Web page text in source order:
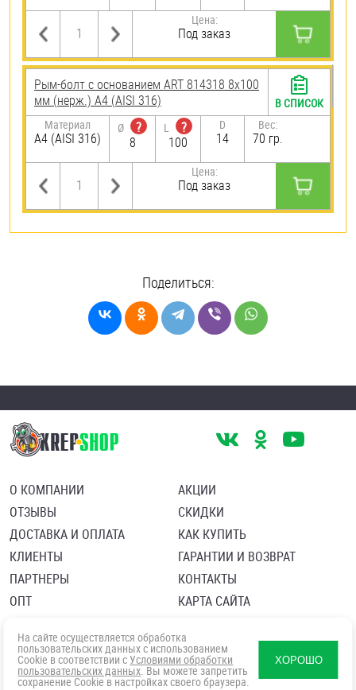
Цена:
Под заказ
Рым-болт с основанием ART 814318 8х100
мм (нерж.) A4 (AISI 316)
Материал
A4 (AISI 316)
Ø
?
8
L
?
100
D
14
Вес:
70 гр.
Цена:
Под заказ
В СПИСОК
Поделиться:
О КОМПАНИИ
ОТЗЫВЫ
ДОСТАВКА И ОПЛАТА
КЛИЕНТЫ
ПАРТНЕРЫ
ОПТ
АКЦИИ
СКИДКИ
КАК КУПИТЬ
ГАРАНТИИ И ВОЗВРАТ
КОНТАКТЫ
КАРТА САЙТА
Политика в отношении обработки персональных данных
Согласие посетителя сайта на обработку персональных данны
На сайте осуществляется обработка
пользовательских данных с использованием
Cookie в соответствии с Условиями обработки
пользовательских данных. Вы можете запретить
сохранение Cookie в настройках своего браузера.
ХОРОШО